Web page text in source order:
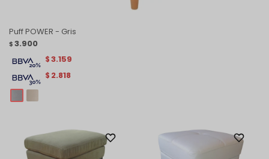
Puff POWER - Gris
$ 3.900
$ 2.818
$3.159